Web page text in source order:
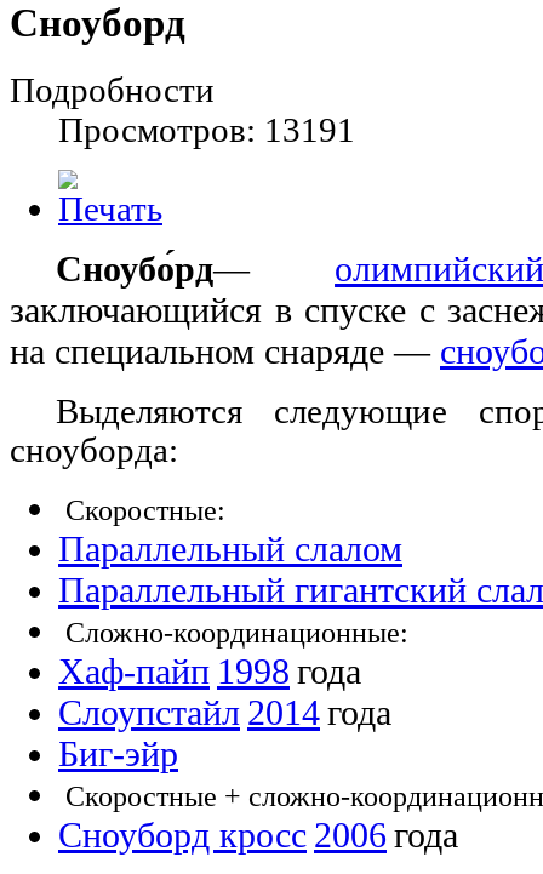
Сноуборд
Подробности
Просмотров: 13191
Сноубо́рд—
заключающийся в спуске с
на специальном снаряде —
Выделяются следующие
сноуборда:
Скоростные:
Параллельный слалом
Параллельный гигантский
Сложно-координационные:
Хаф-пайп 1998 года
Слоупстайл 2014года
Биг-эйр
Скоростные + сложно-
Сноуборд кросс 2006 года